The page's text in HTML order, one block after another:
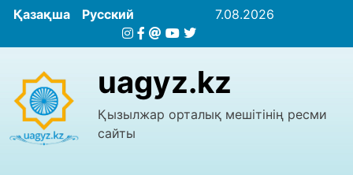
Қазақша Русский 7.08.2026
uagyz.kz
Қызылжар орталық мешітінің ресми
сайты